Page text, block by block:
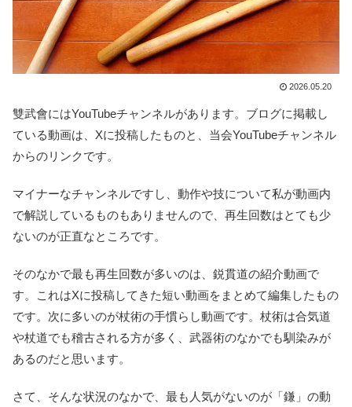
2026.05.20
雙武會にはYouTubeチャンネルがあります。ブログに掲載し
ている動画は、Xに投稿したものと、当会YouTubeチャンネル
からのリンクです。
マイナーなチャンネルですし、動作や技について私が動画内
で解説しているものもありませんので、再生回数はとても少
ないのが正直なところです。
そのなかで最も再生回数が多いのは、鋭貫道の紹介動画で
す。これはXに投稿してきた短い動画をまとめて編集したもの
です。次に多いのが杖術の手慣らし動画です。杖術は合気道
や杖道でも稽古される方が多く、武器術のなかでも馴染みが
あるのだと思います。
さて、そんな状況のなかで、最も人気がないのが「鎌」の動